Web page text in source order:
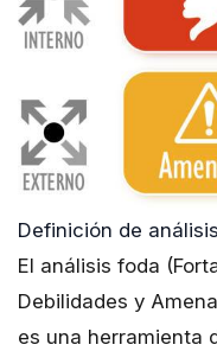
Definición de
El análisis foda
Debilidades y
es una herramienta